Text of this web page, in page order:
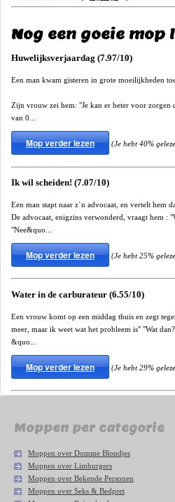
Nog een goeie mop
Huwelijksverjaardag (7.97/10)
Een man kwam gisteren in grote moeilijkheden
Zijn vrouw zei hem: "Je kan er beter voor zorgen
van 0...
Mop verder lezen (Je hebt 40%
Ik wil scheiden! (7.07/10)
Een man stapt naar z`n advocaat, en vertelt hem
De advocaat, enigzins verwonderd, vraagt hem :
"Nee&quo...
Mop verder lezen (Je hebt 25%
Water in de carburateur (6.55/10)
Een vrouw komt op een middag thuis en zegt
meer, maar ik weet wat het probleem is" "Wat
&quo...
Mop verder lezen (Je hebt 29%
Moppen per categorie
Moppen over Domme Blondjes
Moppen over Limburgers
Moppen over Bekende Personen
Moppen over Seks & Bedpret